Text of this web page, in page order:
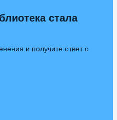
стала
и получите ответ о